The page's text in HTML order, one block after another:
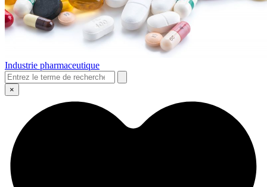
Industrie pharmaceutique
×